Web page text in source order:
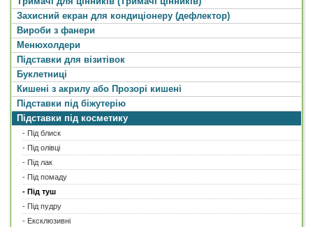
Захисний екран для кондиціонеру (дефлектор)
Вироби з фанери
Менюхолдери
Підставки для візитівок
Буклетниці
Кишені з акрилу або Прозорі кишені
Підставки під біжутерію
Підставки під косметику
- Під блиск
- Під олівці
- Під лак
- Під помаду
- Під туш
- Під пудру
- Ексклюзивні